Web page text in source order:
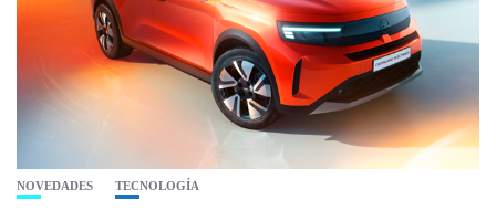
NOVEDADES TECNOLOGÍA